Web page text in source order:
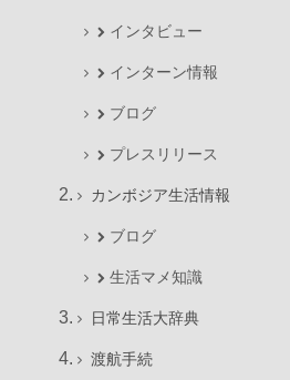
インタビュー
インターン情報
ブログ
プレスリリース
カンボジア生活情報
ブログ
生活マメ知識
日常生活大辞典
渡航手続